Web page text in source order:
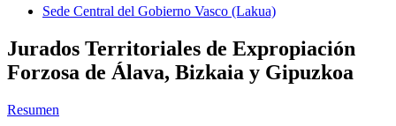
Sede Central del Gobierno Vasco (Lakua)
Jurados Territoriales de Expropiación
Forzosa de Álava, Bizkaia y Gipuzkoa
Resumen